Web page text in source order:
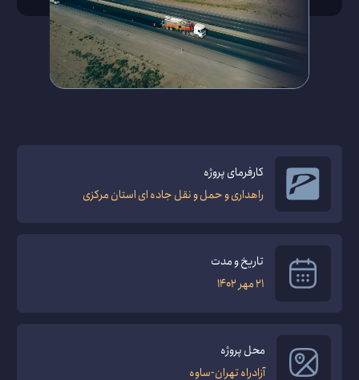
کارفرمای پروژه
راهداری و حمل و نقل جاده ای استان مرکزی
تاریخ و مدت
21 مهر 1402
محل پروژه
آزادراه تهران-ساوه